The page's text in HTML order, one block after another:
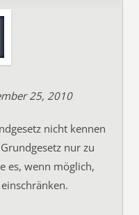
25, 2010
nicht kennen
nur zu
es, wenn möglich,